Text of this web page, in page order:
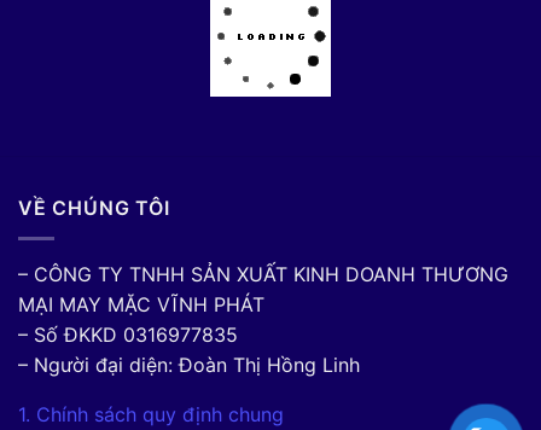
VỀ CHÚNG TÔI
– CÔNG TY TNHH SẢN XUẤT KINH DOANH THƯƠNG
MẠI MAY MẶC VĨNH PHÁT
– Số ĐKKD 0316977835
– Người đại diện: Đoàn Thị Hồng Linh
1. Chính sách quy định chung